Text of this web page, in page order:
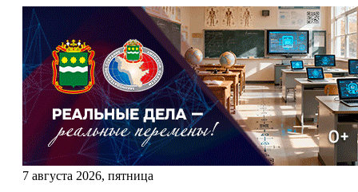
7 августа 2026, пятница